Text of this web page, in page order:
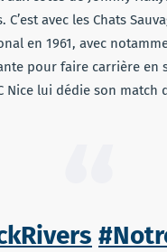
avec les Chats
en 1961, avec
pour faire carrière
Nice lui dédie son